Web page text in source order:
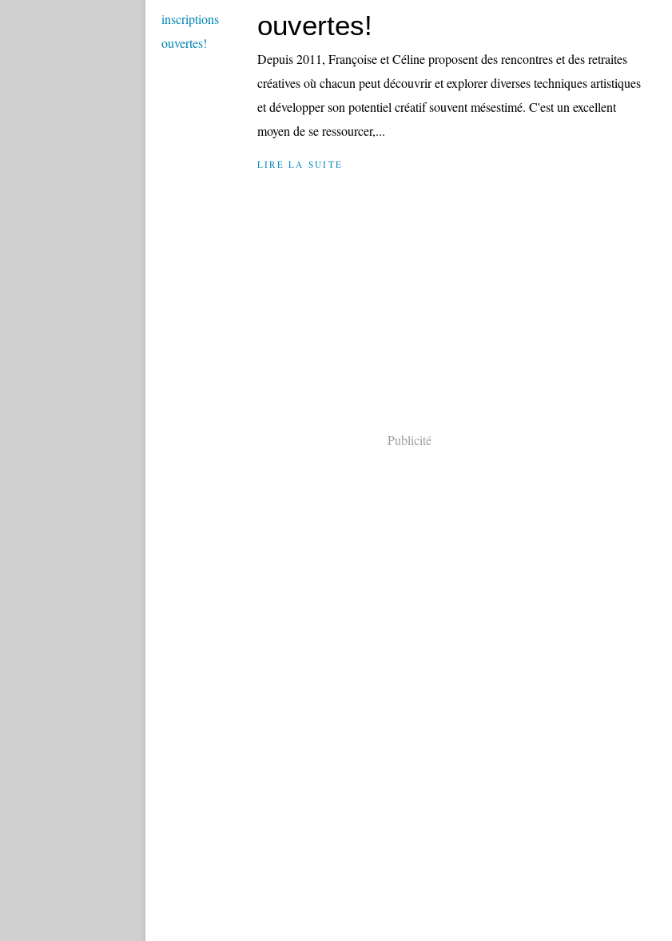
ouvertes!
Depuis 2011, Françoise et Céline proposent des rencontres et des retraites
créatives où chacun peut découvrir et explorer diverses techniques artistiques
et développer son potentiel créatif souvent mésestimé. C'est un excellent
moyen de se ressourcer,...
LIRE LA SUITE
Publicité